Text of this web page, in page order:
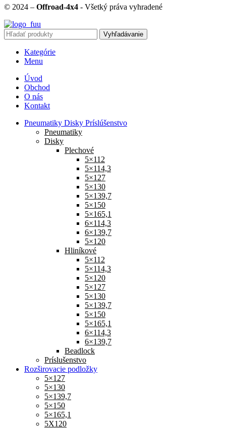
© 2024 – Offroad-4x4 - Všetký práva vyhradené
Vyhľadávanie
Kategórie
Menu
Úvod
Obchod
O nás
Kontakt
Pneumatiky Disky Príslúšenstvo
Pneumatiky
Disky
Plechové
5×112
5×114,3
5×127
5×130
5×139,7
5×150
5×165,1
6×114,3
6×139,7
5×120
Hliníkové
5×112
5×114,3
5×120
5×127
5×130
5×139,7
5×150
5×165,1
6×114,3
6×139,7
Beadlock
Príslušenstvo
Rozširovacie podložky
5×127
5×130
5×139,7
5×150
5×165,1
5X120